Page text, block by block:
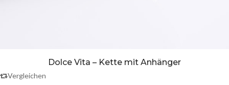
Dolce Vita – Kette mit Anhänger
Vergleichen